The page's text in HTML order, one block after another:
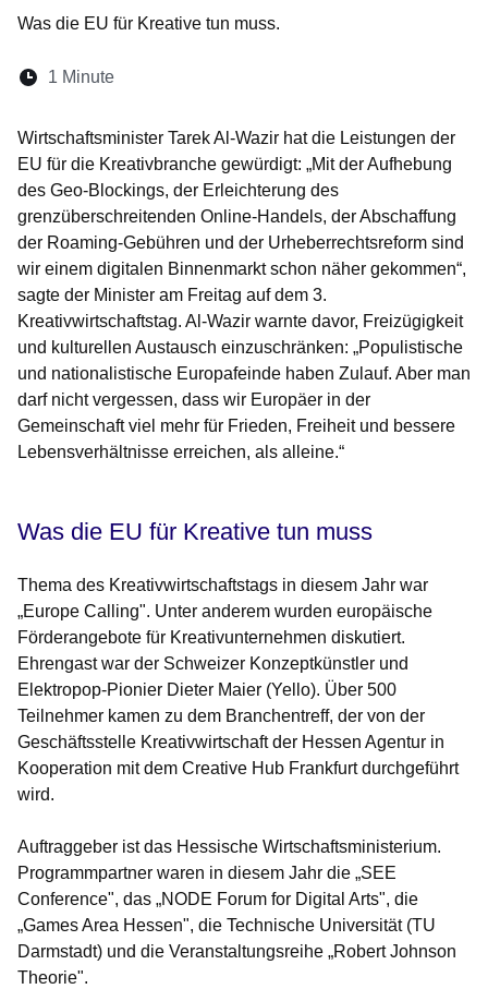
Was die EU für Kreative tun muss.
Lesedauer:
1 Minute
Wirtschaftsminister Tarek Al-Wazir hat die Leistungen der
EU für die Kreativbranche gewürdigt: „Mit der Aufhebung
des Geo-Blockings, der Erleichterung des
grenzüberschreitenden Online-Handels, der Abschaffung
der Roaming-Gebühren und der Urheberrechtsreform sind
wir einem digitalen Binnenmarkt schon näher gekommen“,
sagte der Minister am Freitag auf dem 3.
Kreativwirtschaftstag. Al-Wazir warnte davor, Freizügigkeit
und kulturellen Austausch einzuschränken: „Populistische
und nationalistische Europafeinde haben Zulauf. Aber man
darf nicht vergessen, dass wir Europäer in der
Gemeinschaft viel mehr für Frieden, Freiheit und bessere
Lebensverhältnisse erreichen, als alleine.“
Was die EU für Kreative tun muss
Thema des Kreativwirtschaftstags in diesem Jahr war
„Europe Calling". Unter anderem wurden europäische
Förderangebote für Kreativunternehmen diskutiert.
Ehrengast war der Schweizer Konzeptkünstler und
Elektropop-Pionier Dieter Maier (Yello). Über 500
Teilnehmer kamen zu dem Branchentreff, der von der
Geschäftsstelle Kreativwirtschaft der Hessen Agentur in
Kooperation mit dem Creative Hub Frankfurt durchgeführt
wird.
Auftraggeber ist das Hessische Wirtschaftsministerium.
Programmpartner waren in diesem Jahr die „SEE
Conference", das „NODE Forum for Digital Arts", die
„Games Area Hessen", die Technische Universität (TU
Darmstadt) und die Veranstaltungsreihe „Robert Johnson
Theorie".